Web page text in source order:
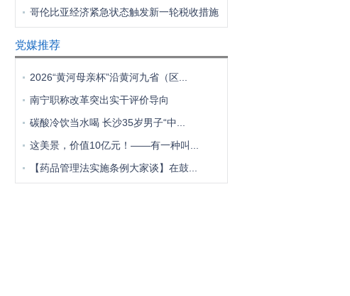
哥伦比亚经济紧急状态触发新一轮税收措施
党媒推荐
2026“黄河母亲杯”沿黄河九省（区...
南宁职称改革突出实干评价导向
碳酸冷饮当水喝 长沙35岁男子“中...
这美景，价值10亿元！——有一种叫...
【药品管理法实施条例大家谈】在鼓...